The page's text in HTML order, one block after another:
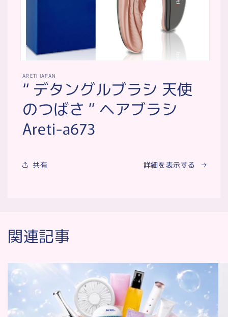
ー
ダ
で
メ
ィ
開
ARETI JAPAN
“ デタングルブラシ 天使
のつばさ ” ヘアブラシ
Areti-a673
共有 詳細を表示する
関連記事